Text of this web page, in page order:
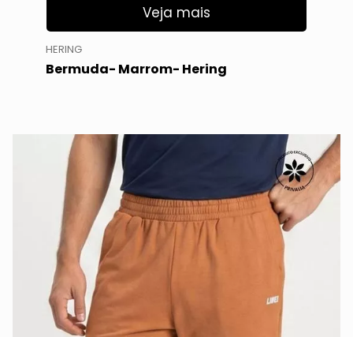
Veja mais
HERING
Bermuda- Marrom- Hering